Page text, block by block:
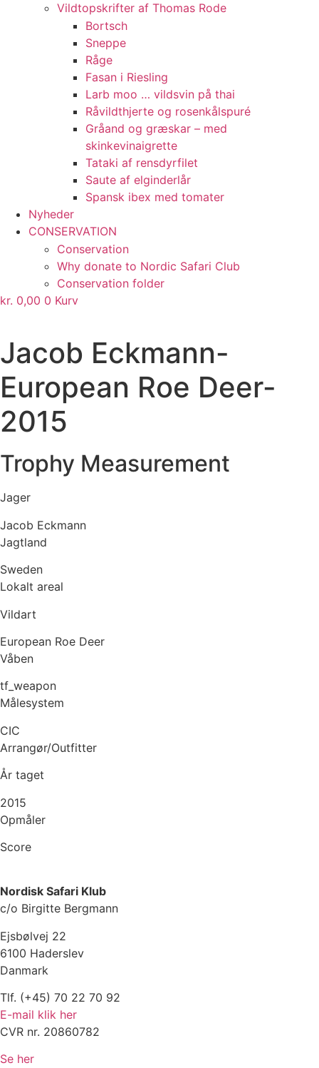
Vildtopskrifter af Thomas Rode
Bortsch
Sneppe
Råge
Fasan i Riesling
Larb moo … vildsvin på thai
Råvildthjerte og rosenkålspuré
Gråand og græskar – med
skinkevinaigrette
Tataki af rensdyrfilet
Saute af elginderlår
Spansk ibex med tomater
Nyheder
CONSERVATION
Conservation
Why donate to Nordic Safari Club
Conservation folder
kr. 0,00 0 Kurv
Jacob Eckmann-
European Roe Deer-
2015
Trophy Measurement
Jager
Jacob Eckmann
Jagtland
Sweden
Lokalt areal
Vildart
European Roe Deer
Våben
tf_weapon
Målesystem
CIC
Arrangør/Outfitter
År taget
2015
Opmåler
Score
Nordisk Safari Klub
c/o Birgitte Bergmann
Ejsbølvej 22
6100 Haderslev
Danmark
Tlf. (+45) 70 22 70 92
E-mail klik her
CVR nr. 20860782
Se her